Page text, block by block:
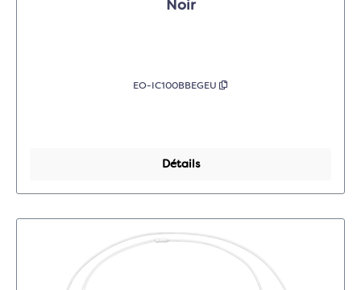
Noir
EO-IC100BBEGEU
Détails